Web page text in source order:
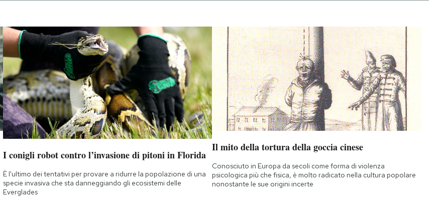
I conigli robot contro l’invasione di pitoni in Florida
È l'ultimo dei tentativi per provare a ridurre la popolazione di una
specie invasiva che sta danneggiando gli ecosistemi delle
Everglades
Il mito della tortura della goccia cinese
Conosciuto in Europa da secoli come forma di violenza
psicologica più che fisica, è molto radicato nella cultura popolare
nonostante le sue origini incerte